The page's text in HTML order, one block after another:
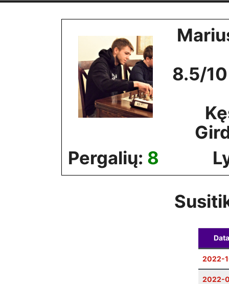
8.5/
Pergalių: 8
Data
2022-
2022-